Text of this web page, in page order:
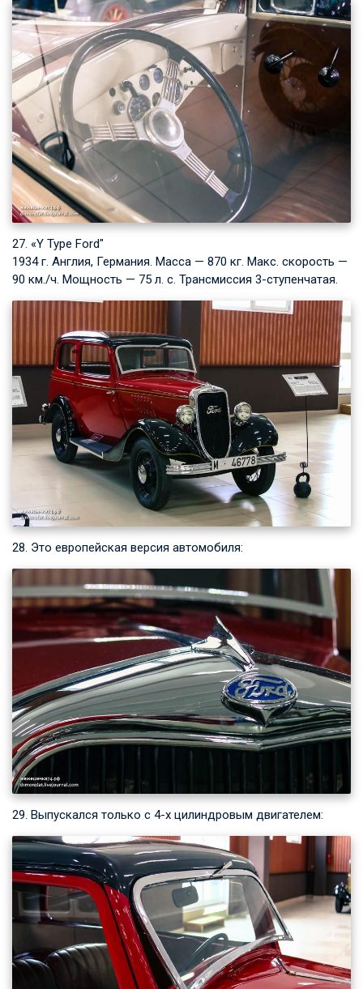
27. «Y Type Ford"
1934 г. Англия, Германия. Масса — 870 кг. Макс. скорость —
90 км./ч. Мощность — 75 л. с. Трансмиссия 3-ступенчатая.
28. Это европейская версия автомобиля:
29. Выпускался только с 4-х цилиндровым двигателем: